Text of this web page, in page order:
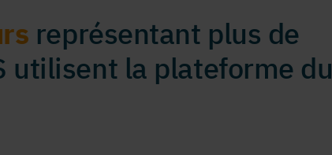
représentant plus de
utilisent la plateforme du